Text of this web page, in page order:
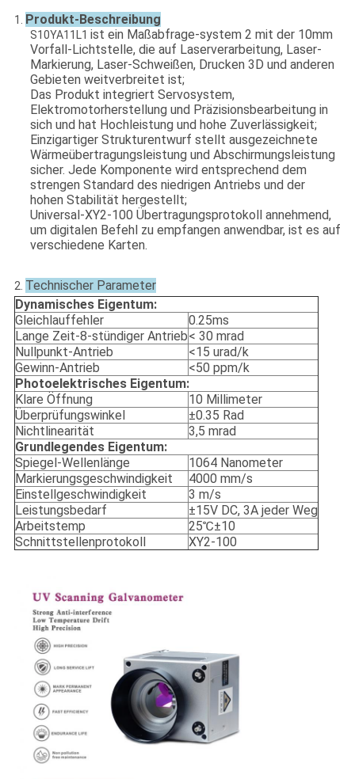
1. Produkt-Beschreibung
S10YA11L1 ist ein Maßabfrage-system 2 mit der 10mm
Vorfall-Lichtstelle, die auf Laserverarbeitung, Laser-
Markierung, Laser-Schweißen, Drucken 3D und anderen
Gebieten weitverbreitet ist;
Das Produkt integriert Servosystem,
Elektromotorherstellung und Präzisionsbearbeitung in
sich und hat Hochleistung und hohe Zuverlässigkeit;
Einzigartiger Strukturentwurf stellt ausgezeichnete
Wärmeübertragungsleistung und Abschirmungsleistung
sicher. Jede Komponente wird entsprechend dem
strengen Standard des niedrigen Antriebs und der
hohen Stabilität hergestellt;
Universal-XY2-100 Übertragungsprotokoll annehmend,
um digitalen Befehl zu empfangen anwendbar, ist es auf
verschiedene Karten.
2. Technischer Parameter
Dynamisches Eigentum:
Gleichlauffehler
0.25ms
Lange Zeit-8-stündiger Antrieb< 30 mrad
Nullpunkt-Antrieb
<15 urad/k
Gewinn-Antrieb
<50 ppm/k
Photoelektrisches Eigentum:
Klare Öffnung
10 Millimeter
Überprüfungswinkel
±0.35 Rad
Nichtlinearität
3,5 mrad
Grundlegendes Eigentum:
Spiegel-Wellenlänge
1064 Nanometer
Markierungsgeschwindigkeit
4000 mm/s
Einstellgeschwindigkeit
3 m/s
Leistungsbedarf
±15V DC, 3A jeder Weg
Arbeitstemp
25℃±10
Schnittstellenprotokoll
XY2-100